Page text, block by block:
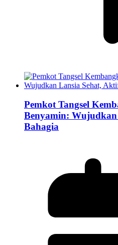
Pemkot Tangsel
Benyamin:
Bahagia